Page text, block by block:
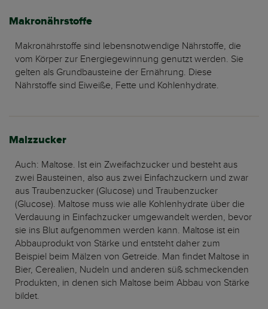
Makronährstoffe
Makronährstoffe sind lebensnotwendige Nährstoffe, die
vom Körper zur Energiegewinnung genutzt werden. Sie
gelten als Grundbausteine der Ernährung. Diese
Nährstoffe sind Eiweiße, Fette und Kohlenhydrate.
Malzzucker
Auch: Maltose. Ist ein Zweifachzucker und besteht aus
zwei Bausteinen, also aus zwei Einfachzuckern und zwar
aus Traubenzucker (Glucose) und Traubenzucker
(Glucose). Maltose muss wie alle Kohlenhydrate über die
Verdauung in Einfachzucker umgewandelt werden, bevor
sie ins Blut aufgenommen werden kann. Maltose ist ein
Abbauprodukt von Stärke und entsteht daher zum
Beispiel beim Mälzen von Getreide. Man findet Maltose in
Bier, Cerealien, Nudeln und anderen süß schmeckenden
Produkten, in denen sich Maltose beim Abbau von Stärke
bildet.